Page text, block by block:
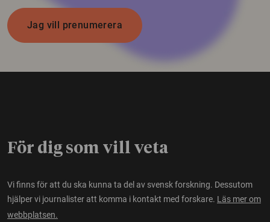
Jag vill prenumerera
För dig som vill veta
Vi finns för att du ska kunna ta del av svensk forskning. Dessutom
hjälper vi journalister att komma i kontakt med forskare. Läs mer om
webbplatsen.